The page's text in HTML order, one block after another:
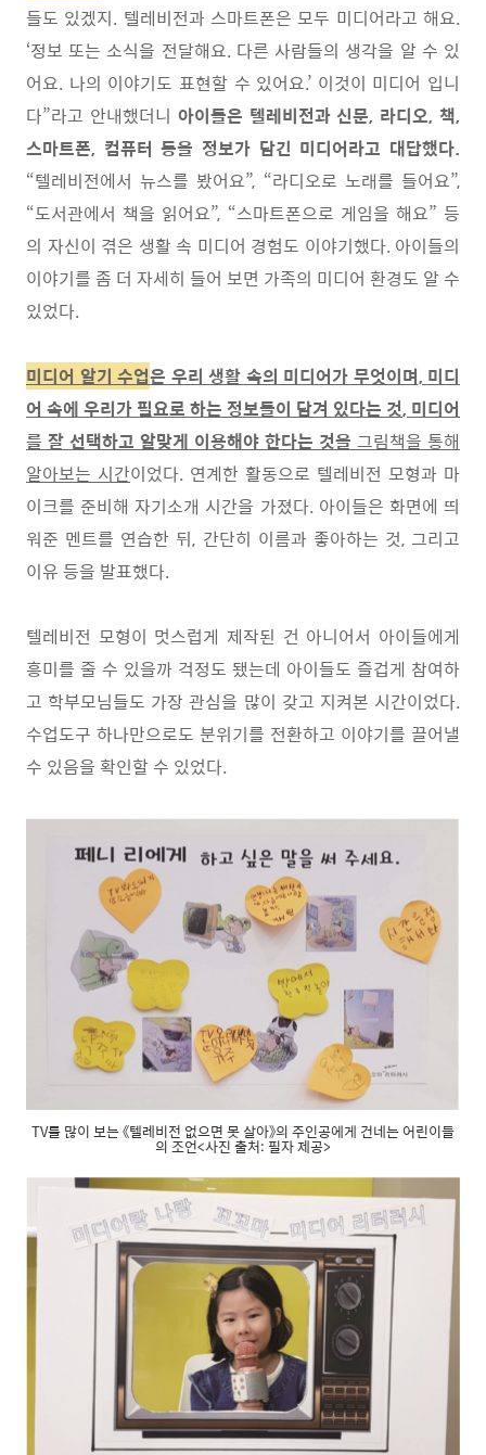
들도 있겠지. 텔레비전과 스마트폰은 모두 미디어라고 해요.
‘정보 또는 소식을 전달해요. 다른 사람들의 생각을 알 수 있
어요. 나의 이야기도 표현할 수 있어요.’ 이것이 미디어 입니
다”라고 안내했더니 아이들은 텔레비전과 신문, 라디오, 책,
스마트폰, 컴퓨터 등을 정보가 담긴 미디어라고 대답했다.
“텔레비전에서 뉴스를 봤어요”, “라디오로 노래를 들어요”,
“도서관에서 책을 읽어요”, “스마트폰으로 게임을 해요”등
의 자신이 겪은 생활 속 미디어 경험도 이야기했다. 아이들의
이야기를 좀 더 자세히 들어 보면 가족의 미디어 환경도 알 수
있었다.
미디어 알기 수업은 우리 생활 속의 미디어가 무엇이며, 미디
어 속에 우리가 필요로 하는 정보들이 담겨 있다는 것, 미디어
를 잘 선택하고 알맞게 이용해야 한다는 것을 그림책을 통해
알아보는 시간이었다. 연계한 활동으로 텔레비전 모형과 마
이크를 준비해 자기소개 시간을 가졌다. 아이들은 화면에 띄
워준 멘트를 연습한 뒤, 간단히 이름과 좋아하는 것, 그리고
이유 등을 발표했다.
텔레비전 모형이 멋스럽게 제작된 건 아니어서 아이들에게
흥미를 줄 수 있을까 걱정도 됐는데 아이들도 즐겁게 참여하
고 학부모님들도 가장 관심을 많이 갖고 지켜본 시간이었다.
수업도구 하나만으로도 분위기를 전환하고 이야기를 끌어낼
수 있음을 확인할 수 있었다.
TV를 많이 보는 《텔레비전 없으면 못 살아》의 주인공에게 건네는 어린이들
의 조언<사진 출처: 필자 제공>